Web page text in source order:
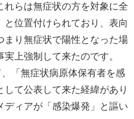
れらは無症状の方を対象に全
位置付けられており、表向
まり無症状で陽性となった場
上強制して来たのです。
「無症状病原体保有者を感
て公表して来た経緯があり
ディアが「感染爆発」と謳い